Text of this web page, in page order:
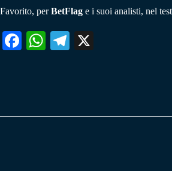
Favorito, perBetFlag e i suoi analisti, nel
Fa W
pp
Te
m